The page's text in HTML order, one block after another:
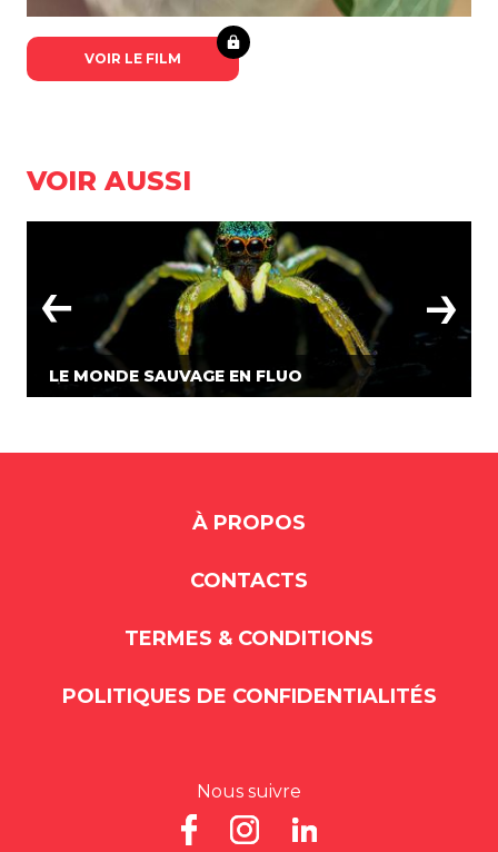
VOIR LE FILM
VOIR AUSSI
LE MONDE SAUVAGE EN FLUO
À PROPOS
CONTACTS
TERMES & CONDITIONS
POLITIQUES DE CONFIDENTIALITÉS
Nous suivre